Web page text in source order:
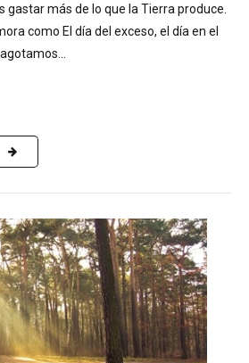
gastar más de lo que la Tierra produce.
como El día del exceso, el día en el